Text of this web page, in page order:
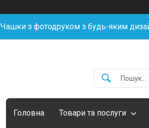
Чашки з фотодруком з будь-яким
Головна Товари та послуги